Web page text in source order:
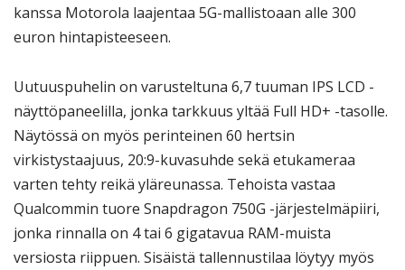
kanssa Motorola laajentaa 5G-mallistoaan alle 300
euron hintapisteeseen.
Uutuuspuhelin on varusteltuna 6,7 tuuman IPS LCD -
näyttöpaneelilla, jonka tarkkuus yltää Full HD+ -tasolle.
Näytössä on myös perinteinen 60 hertsin
virkistystaajuus, 20:9-kuvasuhde sekä etukameraa
varten tehty reikä yläreunassa. Tehoista vastaa
Qualcommin tuore Snapdragon 750G -järjestelmäpiiri,
jonka rinnalla on 4 tai 6 gigatavua RAM-muista
versiosta riippuen. Sisäistä tallennustilaa löytyy myös